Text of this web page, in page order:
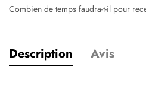
Combien de temps faudra-t-il pour
Description Avis